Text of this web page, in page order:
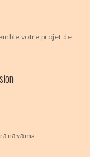
votre projet de